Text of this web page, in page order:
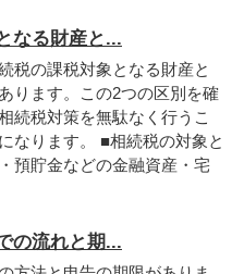
なる財産と...
税の課税対象となる財産と
ります。この2つの区別を確
続税対策を無駄なく行うこ
なります。 ■相続税の対象と
預貯金などの金融資産・宅
の流れと期...